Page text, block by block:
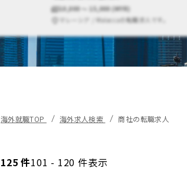
10,000 〜 15,000 (MYR)
マレーシア / Malaccaの転職求人です。
海外就職TOP 海外求人検索 商社の転職求人
125 件101 - 120 件表示